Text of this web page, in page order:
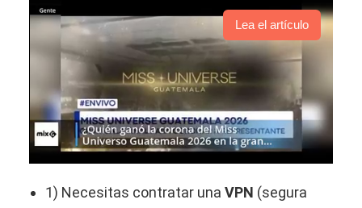
Lea el artículo
1) Necesitas contratar una VPN (segura